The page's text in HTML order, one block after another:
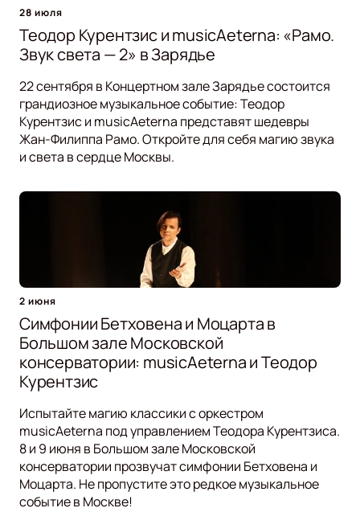
28 июля
Теодор Курентзис и musicAeterna: «Рамо.
Звук света — 2» в Зарядье
22 сентября в Концертном зале Зарядье состоится
грандиозное музыкальное событие: Теодор
Курентзис и musicAeterna представят шедевры
Жан-Филиппа Рамо. Откройте для себя магию звука
и света в сердце Москвы.
2 июня
Симфонии Бетховена и Моцарта в
Большом зале Московской
консерватории: musicAeterna и Теодор
Курентзис
Испытайте магию классики с оркестром
musicAeterna под управлением Теодора Курентзиса.
8 и 9 июня в Большом зале Московской
консерватории прозвучат симфонии Бетховена и
Моцарта. Не пропустите это редкое музыкальное
событие в Москве!